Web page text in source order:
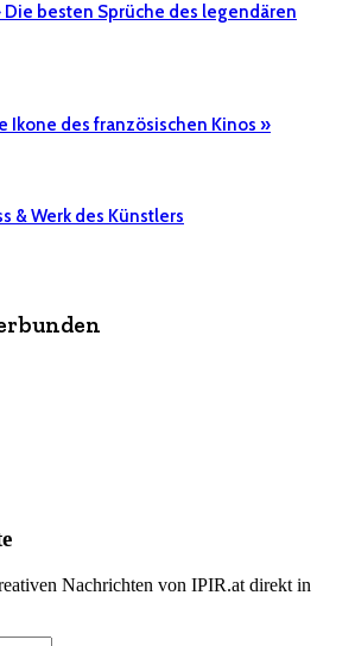
Die besten Sprüche des legendären
Ikone des französischen Kinos »
& Werk des Künstlers
Nachrichten von IPIR.at direkt in